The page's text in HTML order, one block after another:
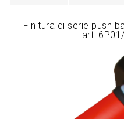
Finitura di serie push
art.